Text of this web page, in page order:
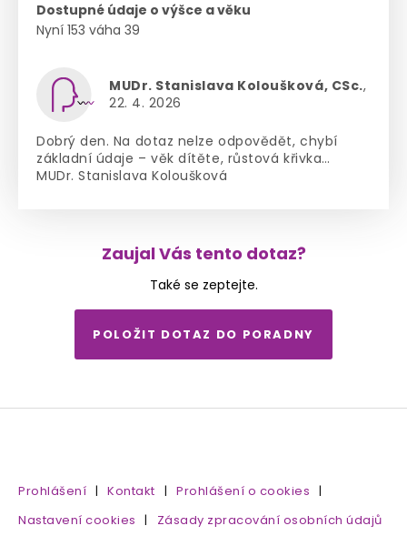
Dostupné údaje o výšce a věku
Nyní 153 váha 39
MUDr. Stanislava Koloušková, CSc.,
22. 4. 2026
Dobrý den. Na dotaz nelze odpovědět, chybí
základní údaje – věk dítěte, růstová křivka…
MUDr. Stanislava Koloušková
Zaujal Vás tento dotaz?
Také se zeptejte.
POLOŽIT DOTAZ DO PORADNY
Prohlášení | Kontakt | Prohlášení o cookies |
Nastavení cookies | Zásady zpracování osobních údajů